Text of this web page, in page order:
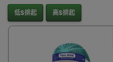
低$排起 高$排起